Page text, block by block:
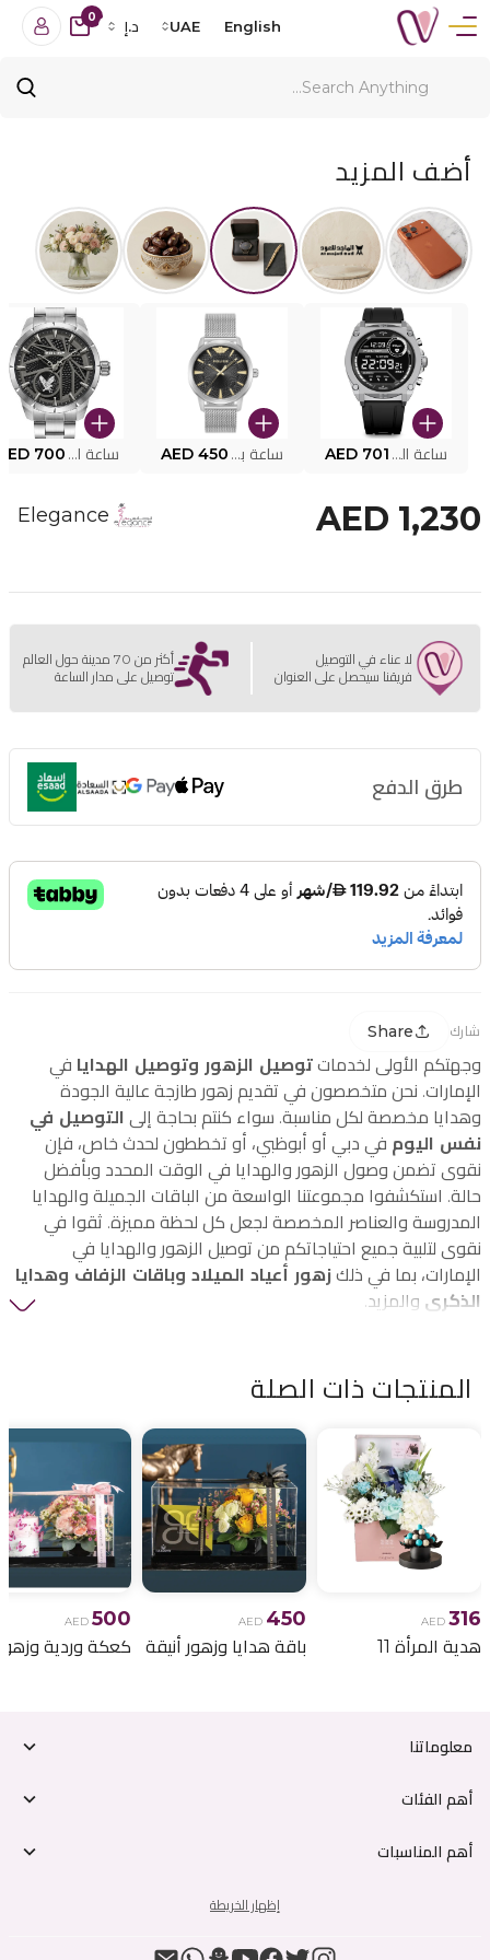
English
UAE د.إ
0
أضف المزيد
ساعة البوليس الذكية MY.AVATAR PEIUN0000101 AED 701 ساعة بوليس للرجال PEWJG0005002 AED 450 ساعة البوليس PEWJG2227302 700
AED 1,230
Elegance
لا عناء في التوصيل
فريقنا سيحصل على العنوان
أكثر من 70 مدينة حول العالم
توصيل على مدار الساعة
طرق الدفع
شارك Share
وجهتكم الأولى لخدمات توصيل الزهور وتوصيل الهدايا في
الإمارات. نحن متخصصون في تقديم زهور طازجة عالية الجودة
وهدايا مخصصة لكل مناسبة. سواء كنتم بحاجة إلى التوصيل في
نفس اليوم في دبي أو أبوظبي، أو تخططون لحدث خاص، فإن
نقوى تضمن وصول الزهور والهدايا في الوقت المحدد وبأفضل
حالة. استكشفوا مجموعتنا الواسعة من الباقات الجميلة والهدايا
المدروسة والعناصر المخصصة لجعل كل لحظة مميزة. ثقوا في
نقوى لتلبية جميع احتياجاتكم من توصيل الزهور والهدايا في
الإمارات، بما في ذلك زهور أعياد الميلاد وباقات الزفاف وهدايا
الذكرى والمزيد.
المنتجات ذات الصلة
AED 316
هدية المرأة 11
AED 450
باقة هدايا وزهور أنيقة
AED 500
معلوماتنا
أهم الفئات
أهم المناسبات
إظهار الخريطة